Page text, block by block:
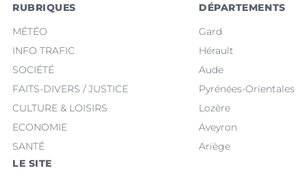
RUBRIQUES
MÉTÉO
INFO TRAFIC
SOCIÉTÉ
FAITS-DIVERS / JUSTICE
CULTURE & LOISIRS
ECONOMIE
SANTÉ
DÉPARTEMENTS
Gard
Hérault
Aude
Pyrénées-Orientales
Lozère
Aveyron
Ariège
LE SITE